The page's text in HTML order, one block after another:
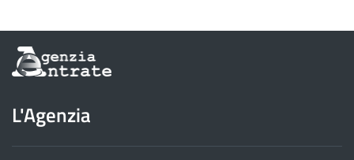
Informazioni
sul
dell'Agenzia
delle
Entrate
L'Agenzia